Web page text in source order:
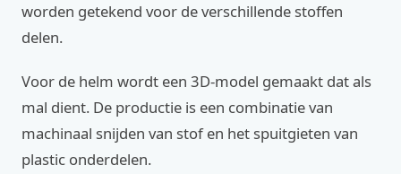
worden getekend voor de verschillende stoffen
delen.
Voor de helm wordt een 3D-model gemaakt dat als
mal dient. De productie is een combinatie van
machinaal snijden van stof en het spuitgieten van
plastic onderdelen.